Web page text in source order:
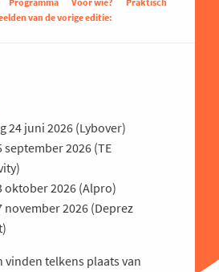
van de vorige editie:
24 juni 2026 (Lybover)
september 2026 (TE
oktober 2026 (Alpro)
november 2026 (Deprez
vinden telkens plaats van